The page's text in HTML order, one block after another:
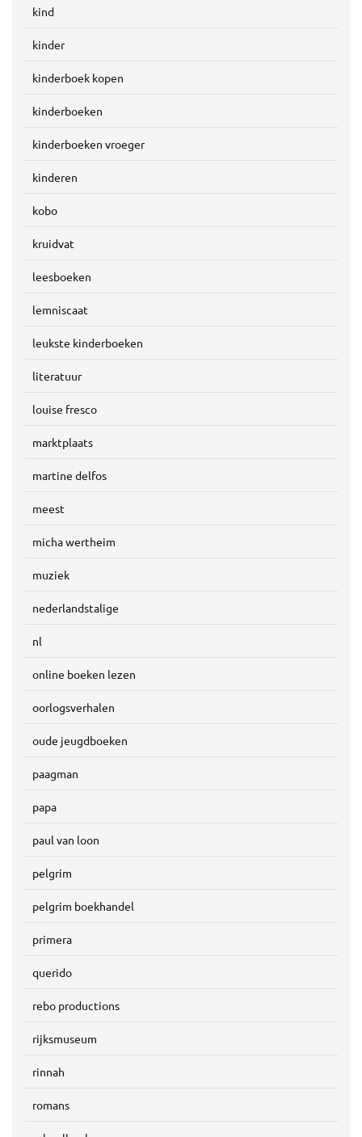
kind
kinder
kinderboek kopen
kinderboeken
kinderboeken vroeger
kinderen
kobo
kruidvat
leesboeken
lemniscaat
leukste kinderboeken
literatuur
louise fresco
marktplaats
martine delfos
meest
micha wertheim
muziek
nederlandstalige
nl
online boeken lezen
oorlogsverhalen
oude jeugdboeken
paagman
papa
paul van loon
pelgrim
pelgrim boekhandel
primera
querido
rebo productions
rijksmuseum
rinnah
romans